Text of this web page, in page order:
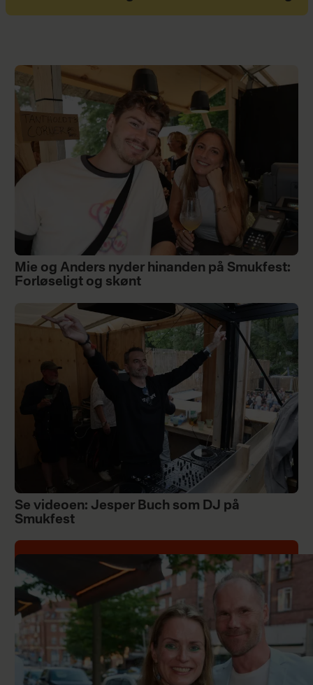
Mie og Anders nyder hinanden på Smukfest:
Forløseligt og skønt
Se videoen: Jesper Buch som DJ på
Smukfest